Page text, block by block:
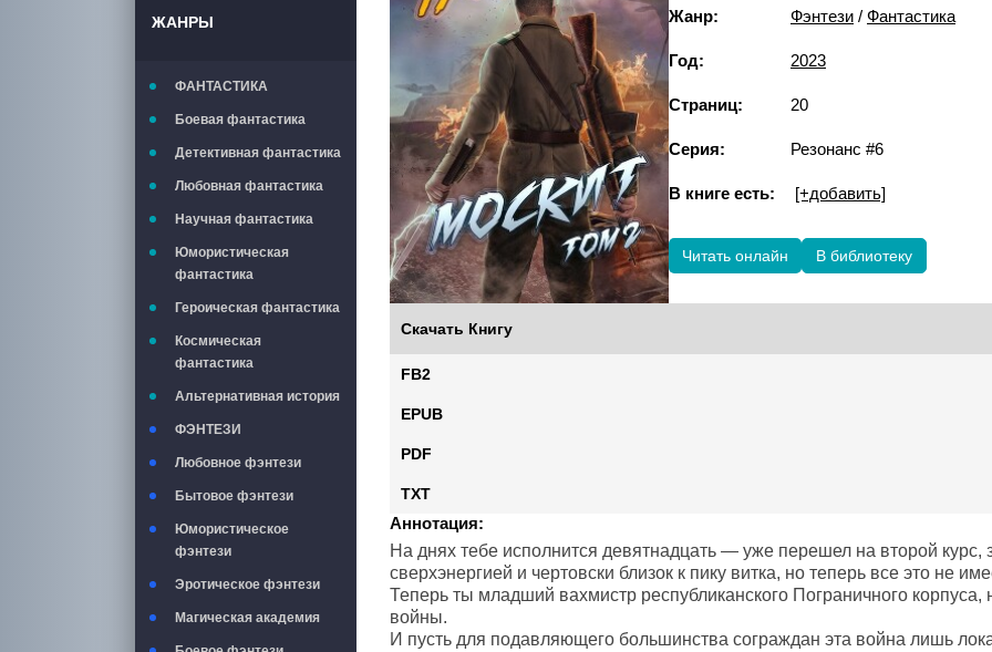
ЖАНРЫ
ФАНТАСТИКА
Боевая фантастика
Детективная фантастика
Любовная фантастика
Научная фантастика
Юмористическая
фантастика
Героическая фантастика
Космическая
фантастика
Альтернативная история
ФЭНТЕЗИ
Любовное фэнтези
Бытовое фэнтези
Юмористическое
фэнтези
Эротическое фэнтези
Магическая академия
Жанр: Фэнтези / Фантастика
Год: 2023
Страниц: 20
Серия: Резонанс #6
В книге есть: [+добавить]
Читать онлайн В библиотеку
Скачать Книгу
FB2
EPUB
PDF
TXT
Аннотация:
На днях тебе исполнится девятнадцать — уже перешел на второй курс,
сверхэнергией и чертовски близок к пику витка, но теперь все это не
Теперь ты младший вахмистр республиканского Пограничного
войны.
И пусть для подавляющего большинства сограждан эта война лишь